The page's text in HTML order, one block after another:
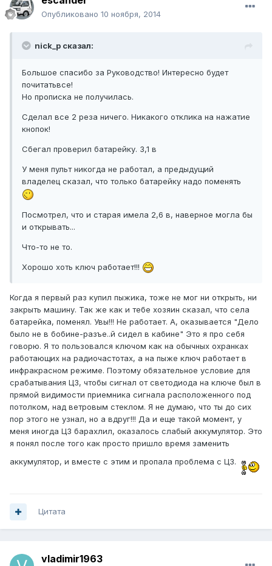
Опубликовано 10 ноября, 2014
nick_p сказал:
Большое спасибо за Руководство! Интересно будет
почитатьвсе!
Но прописка не получилась.
Сделал все 2 реза ничего. Никакого отклика на нажатие
кнопок!
Сбегал проверил батарейку. 3,1 в
У меня пульт никогда не работал, а предыдущий
владелец сказал, что только батарейку надо поменять
Посмотрел, что и старая имела 2,6 в, наверное могла бы
и открывать...
Что-то не то.
Хорошо хоть ключ работает!!!
Когда я первый раз купил пыжика, тоже не мог ни открыть, ни
закрыть машину. Так же как и тебе хозяин сказал, что села
батарейка, поменял. Увы!!! Не работает. А, оказывается "Дело
было не в бобине-разъе..й сидел в кабине" Это я про себя
говорю. Я то пользовался ключом как на обычных охранках
работающих на радиочастотах, а на пыже ключ работает в
инфракрасном режиме. Поэтому обязательное условие для
срабатывания ЦЗ, чтобы сигнал от светодиода на ключе был в
прямой видимости приемника сигнала расположенного под
потолком, над ветровым стеклом. Я не думаю, что ты до сих
пор этого не узнал, но а вдруг!!! Да и еще такой момент, у
меня иногда ЦЗ барахлил, оказалось слабый аккумулятор. Это
я понял после того как просто пришло время заменить
аккумулятор, и вместе с этим и пропала проблема с ЦЗ.
Цитата
vladimir1963